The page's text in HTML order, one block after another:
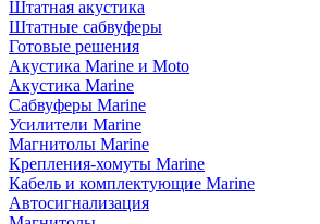
Штатная акустика
Штатные сабвуферы
Готовые решения
Акустика Marine и Moto
Акустика Marine
Сабвуферы Marine
Усилители Marine
Магнитолы Marine
Крепления-хомуты Marine
Кабель и комплектующие Marine
Автосигнализация